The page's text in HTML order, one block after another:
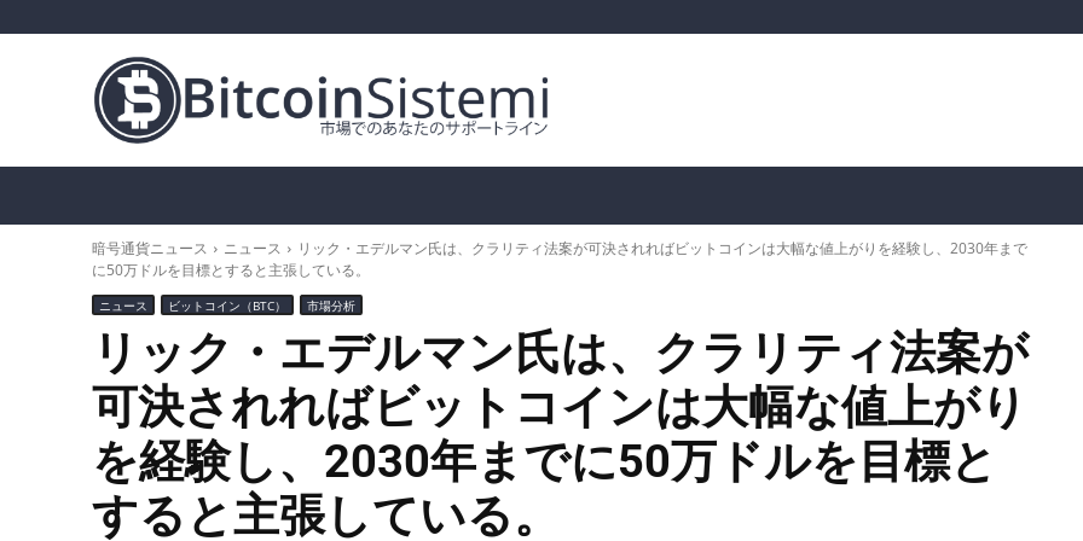
暗号通貨ニュース ニュース
リック・エデルマン氏は、クラリティ法案が可決されればビットコインは大幅な値上がりを経験し、2030年まで
に50万ドルを目標とすると主張している。
ニュース ビットコイン（BTC） 市場分析
リック・エデルマン氏は、クラリティ法案が
可決されればビットコインは大幅な値上がり
を経験し、2030年までに50万ドルを目標と
すると主張している。